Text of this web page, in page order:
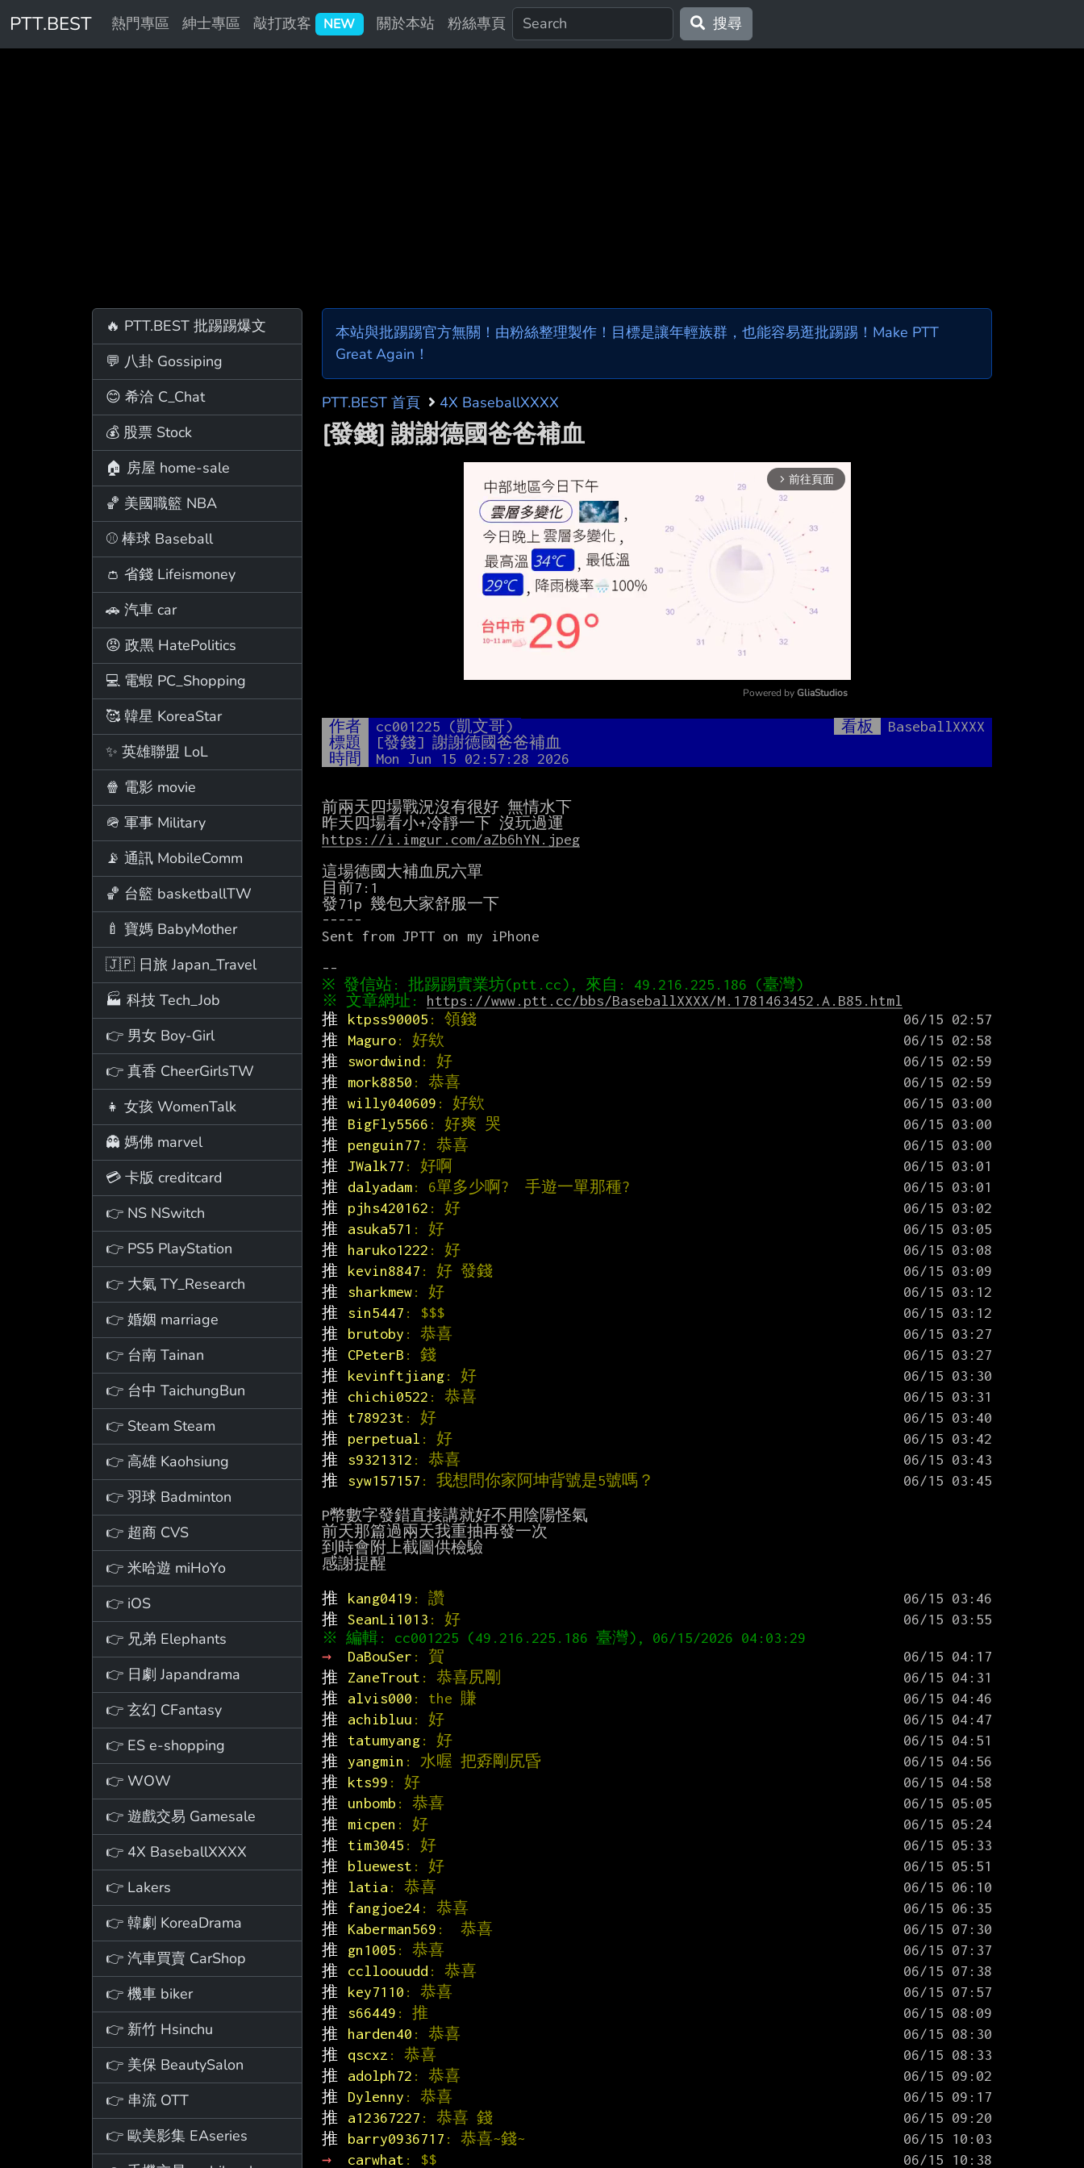
PTT.BEST 熱門專區 紳士專區 敲打政客 NEW 關於本站 粉絲專頁 搜尋
🔥 PTT.BEST 批踢踢爆文
💬 八卦 Gossiping
😊 希洽 C_Chat
💰 股票 Stock
🏠 房屋 home-sale
🏀 美國職籃 NBA
⚾ 棒球 Baseball
👛 省錢 Lifeismoney
🚗 汽車 car
😡 政黑 HatePolitics
💻 電蝦 PC_Shopping
🥰 韓星 KoreaStar
✨ 英雄聯盟 LoL
🍿 電影 movie
🪖 軍事 Military
📡 通訊 MobileComm
🏀 台籃 basketballTW
🍼 寶媽 BabyMother
🇯🇵 日旅 Japan_Travel
🏭 科技 Tech_Job
👉 男女 Boy-Girl
👉 真香 CheerGirlsTW
👧 女孩 WomenTalk
👻 媽佛 marvel
💳 卡版 creditcard
👉 NS NSwitch
👉 PS5 PlayStation
👉 大氣 TY_Research
👉 婚姻 marriage
👉 台南 Tainan
👉 台中 TaichungBun
👉 Steam Steam
👉 高雄 Kaohsiung
👉 羽球 Badminton
👉 超商 CVS
👉 米哈遊 miHoYo
👉 iOS
👉 兄弟 Elephants
👉 日劇 Japandrama
👉 玄幻 CFantasy
👉 ES e-shopping
👉 WOW
👉 遊戲交易 Gamesale
👉 4X BaseballXXXX
👉 Lakers
👉 韓劇 KoreaDrama
👉 汽車買賣 CarShop
👉 機車 biker
👉 新竹 Hsinchu
👉 美保 BeautySalon
👉 串流 OTT
👉 歐美影集 EAseries
本站與批踢踢官方無關！由粉絲整理製作！目標是讓年輕族群，也能容易逛批踢踢！Make PTT
Great Again！
PTT.BEST 首頁 4X BaseballXXXX
[發錢] 謝謝德國爸爸補血
arrow_forward_ios 前往頁面
Powered by GliaStudios
作者 cc001225 (凱文哥) 看板
BaseballXXXX
標題
[發錢] 謝謝德國爸爸補血
時間
Mon Jun 15 02:57:28 2026
前兩天四場戰況沒有很好 無情水下
https://i.imgur.com/aZb6hYN.jpeg
這場德國大補血尻六單
目前7:1
發71p 幾包大家舒服一下
-----
Sent from JPTT on my iPhone
※ 文章網址: https://www.ptt.cc/bbs/BaseballXXXX/M.1781463452.A.B85.html
推
ktpss90005 : 領錢
推
Maguro: 好欸
推
swordwind : 好
推
mork8850 : 恭喜
推 willy040609 : 好欸
推
BigFly5566 : 好爽 哭
推
penguin77 : 恭喜
推 JWalk77 : 好啊
推
dalyadam: 6單多少啊?  手遊一單那種?
推
pjhs420162 : 好
推
asuka571 : 好
推
haruko1222 : 好
推
kevin8847 : 好 發錢
推
sharkmew: 好
推
sin5447 : $$$
推
brutoby : 恭喜
推
CPeterB : 錢
推
kevinftjiang: 好
推
chichi0522 : 恭喜
推
t78923t : 好
推
perpetual : 好
推
s9321312 : 恭喜
推
syw157157 : 我想問你家阿坤背號是5號嗎？
P幣數字發錯直接講就好不用陰陽怪氣
前天那篇過兩天我重抽再發一次
到時會附上截圖供檢驗
感謝提醒
推 kang0419 : 讚
推 SeanLi1013 : 好
→
DaBouSer : 賀
推
ZaneTrout : 恭喜尻剛
推
alvis000 : the 賺
推
achibluu : 好
推
tatumyang: 好
推
yangmin : 水喔 把孬剛尻昏
推
kts99 : 好
推
unbomb : 恭喜
推
micpen : 好
推
tim3045 : 好
推
bluewest : 好
推
latia : 恭喜
推
fangjoe24 : 恭喜
推
Kaberman569 :  恭喜
推
gn1005 : 恭喜
推
cclloouudd : 恭喜
推
key7110 : 恭喜
推
s66449 : 推
推
harden40 : 恭喜
推
qscxz : 恭喜
推
adolph72 : 恭喜
推
Dylenny : 恭喜
推
a12367227 : 恭喜 錢
推
barry0936717 : 恭喜~錢~
→
carwhat : $$